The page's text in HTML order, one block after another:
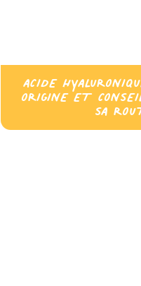
ACIDE
ORIGINE ET
SA